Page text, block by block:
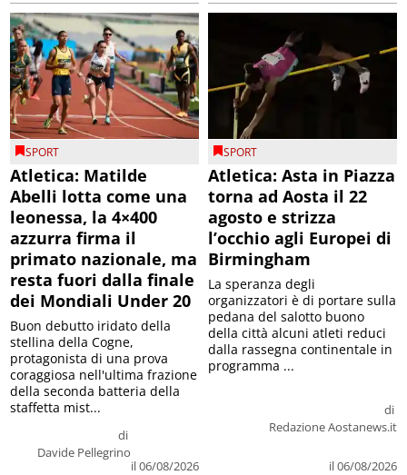
SPORT
Atletica: Matilde
Abelli lotta come una
leonessa, la 4×400
azzurra firma il
primato nazionale, ma
resta fuori dalla finale
dei Mondiali Under 20
di
Davide Pellegrino
il 06/08/2026
Buon debutto iridato della
stellina della Cogne,
protagonista di una prova
coraggiosa nell'ultima frazione
della seconda batteria della
staffetta mist...
SPORT
Atletica: Asta in Piazza
torna ad Aosta il 22
agosto e strizza
l’occhio agli Europei di
Birmingham
di
Redazione Aostanews.it
il 06/08/2026
La speranza degli
organizzatori è di portare sulla
pedana del salotto buono
della città alcuni atleti reduci
dalla rassegna continentale in
programma ...